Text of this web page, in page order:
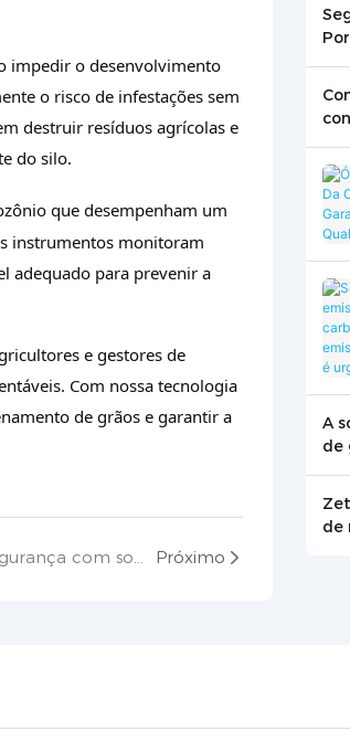
impedir o desenvolvimento
o risco de infestações sem
destruir resíduos agrícolas e
do silo.
que desempenham um
instrumentos monitoram
adequado para prevenir a
e gestores de
Com nossa tecnologia
de grãos e garantir a
Promovendo a saúde e a segurança com soluções analíticas avançadas de ozono. Próximo
A
de
de